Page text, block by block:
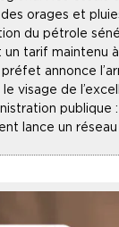
orages et
du pétrole
tarif maintenu
annonce
visage de
lance un